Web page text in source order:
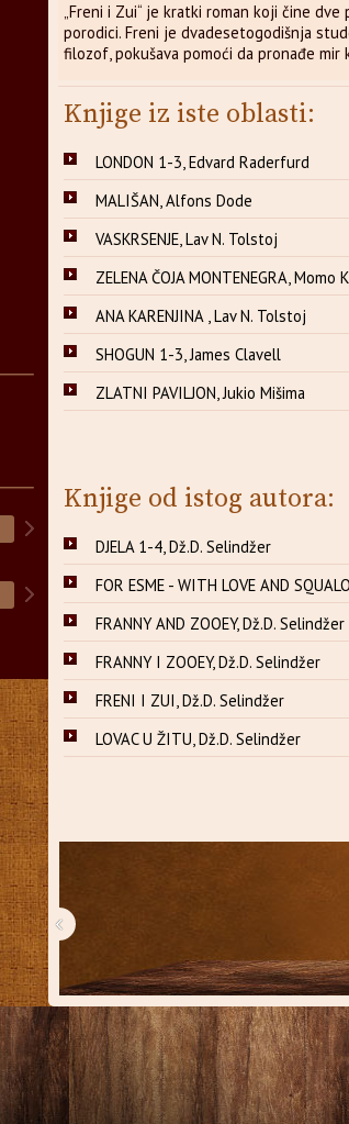
„Freni i Zui“ je kratki roman koji čine
porodici. Freni je dvadesetogodišnja
filozof, pokušava pomoći da pronađe
Knjige iz iste oblasti:
LONDON 1-3, Edvard Raderfurd
MALIŠAN, Alfons Dode
VASKRSENJE, Lav N. Tolstoj
ZELENA ČOJA MONTENEGRA,
ANA KARENJINA , Lav N. Tolstoj
SHOGUN 1-3, James Clavell
ZLATNI PAVILJON, Jukio Mišima
Knjige od istog autora:
DJELA 1-4, Dž.D. Selindžer
FOR ESME - WITH LOVE AND
FRANNY AND ZOOEY, Dž.D. Selindžer
FRANNY I ZOOEY, Dž.D. Selindžer
FRENI I ZUI, Dž.D. Selindžer
LOVAC U ŽITU, Dž.D. Selindžer
‹